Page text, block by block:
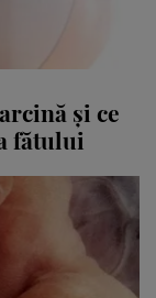
și ce
fătului